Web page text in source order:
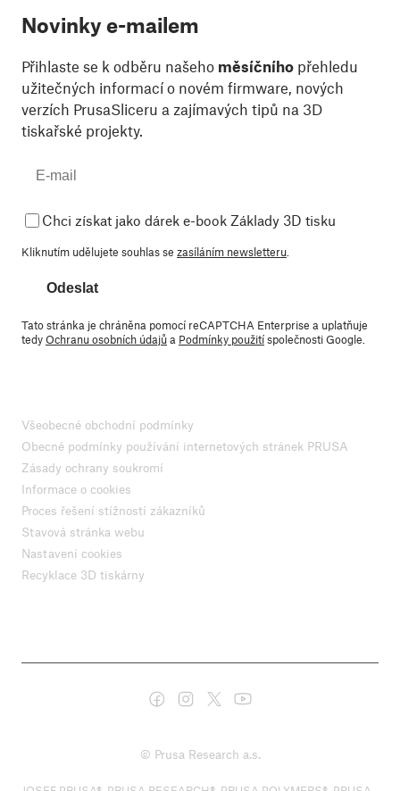
Novinky e-mailem
Přihlaste se k odběru našeho měsíčního přehledu
užitečných informací o novém firmware, nových
verzích PrusaSliceru a zajímavých tipů na 3D
tiskařské projekty.
Chci získat jako dárek e-book Základy 3D tisku
Kliknutím udělujete souhlas se zasíláním newsletteru
Odeslat
Tato stránka je chráněna pomocí reCAPTCHA Enterprise a uplatňuje
tedyOchranu osobních údajůa Podmínky použitíspolečnosti Google.
Všeobecné obchodní podmínky
Obecné podmínky používání internetových stránek PRUSA
Zásady ochrany soukromí
Informace o cookies
Proces řešení stížností zákazníků
Stavová stránka webu
Nastavení cookies
Recyklace 3D tiskárny
© Prusa Research a.s.